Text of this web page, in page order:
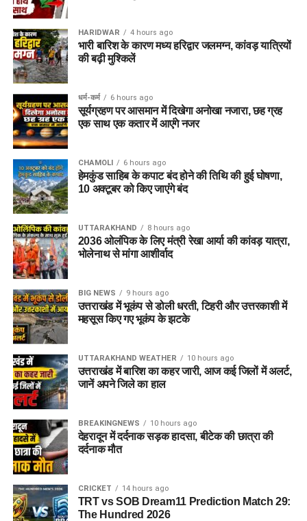
HARIDWAR 4 hours ago
भारी बारिश के कारण मध्य हरिद्वार जलमग्न, कांवड़ यात्रियों
की बढ़ी मुश्किलें
धर्म-कर्म 6 hours ago
सूर्यग्रहण पर आसमान में दिखेगा अनोखा नजारा, छह ग्रह
एक साथ एक कतार में आएंगे नजर
CHAMOLI 6 hours ago
हेमकुंड साहिब के कपाट बंद होने की तिथि की हुई घोषणा,
10 अक्टूबर को किए जाएंंगे बंद
UTTARAKHAND 8 hours ago
2036 ओलंपिक के लिए मंत्री रेखा आर्या की कांवड़ यात्रा,
भोलेनाथ से मांगा आशीर्वाद
BIG NEWS 9 hours ago
उत्तराखंड में भूकंप से डोली धरती, टिहरी और उत्तरकाशी में
महसूस किए गए भूकंप के झटके
UTTARAKHAND WEATHER 10 hours ago
उत्तराखंड में बारिश का कहर जारी, आज कई जिलों में अलर्ट,
जानें अपने जिले का हाल
BREAKINGNEWS 10 hours ago
देहरादून में दर्दनाक सड़क हादसा, बीटेक की छात्रा की
दर्दनाक मौत
CRICKET 14 hours ago
TRT vs SOB Dream11 Prediction Match 29:
The Hundred 2026